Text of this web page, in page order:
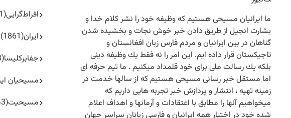
ما ایرانیان مسیحی هستیم كه وظیفه خود را نشر كلام خدا و
بشارت انجیل از طریق دادن خبر خوش نجات و بخشیده شدن
گناهان در بین ایرانیان و مردم فارس زبان افغانستان و
تاجیكستان قرار داده ایم. این امر را نه فقط یك وظیفه دینی
بلكه یك رسالت ملی برای خود قلمداد میكنیم . ما تیم حرفه ای
اما مستقل خبر رسانی مسیحی هستیم كه از سالها خدمت در
زمینه تهیه ، انتشار و پردازش خبر تجربه هایی داریم كه
میخواهیم آنها را مطابق با اعتقادات و آرمانها و اهداف اعلام
شده خود در اختیار همه ایرانیان و فارسی زبانان سراسر جهان
افراط‌گرایی(1101)
ایران(1861)
جفا‌بر‌کلیسا(1343)
مسیحیان
مسیحیت(3943)